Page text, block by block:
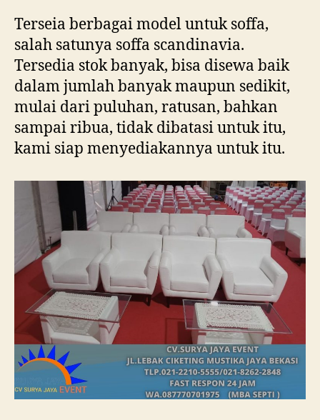
Terseia berbagai model untuk soffa,
salah satunya soffa scandinavia.
Tersedia stok banyak, bisa disewa baik
dalam jumlah banyak maupun sedikit,
mulai dari puluhan, ratusan, bahkan
sampai ribua, tidak dibatasi untuk itu,
kami siap menyediakannya untuk itu.